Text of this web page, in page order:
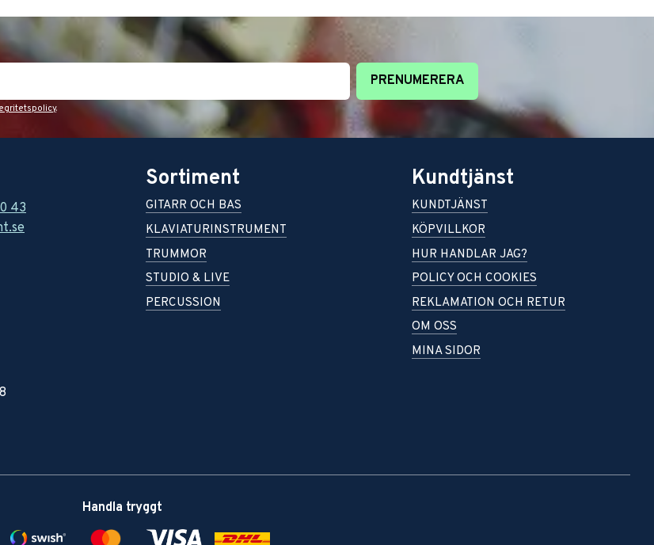
PRENUMERERA
.
43
Sortiment
GITARR OCH BAS
KLAVIATURINSTRUMENT
TRUMMOR
STUDIO & LIVE
PERCUSSION
Kundtjänst
KUNDTJÄNST
KÖPVILLKOR
HUR HANDLAR JAG?
POLICY OCH COOKIES
REKLAMATION OCH RETUR
OM OSS
MINA SIDOR
Handla tryggt